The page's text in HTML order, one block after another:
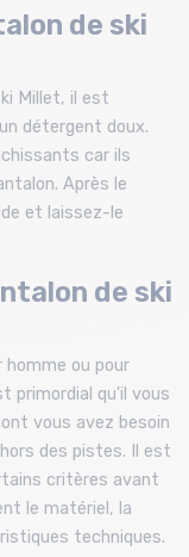
de ski
Millet, il est
détergent doux.
car ils
Après le
et laissez-le
de ski
homme ou pour
primordial qu'il vous
vous avez besoin
des pistes. Il est
critères avant
le matériel, la
techniques.